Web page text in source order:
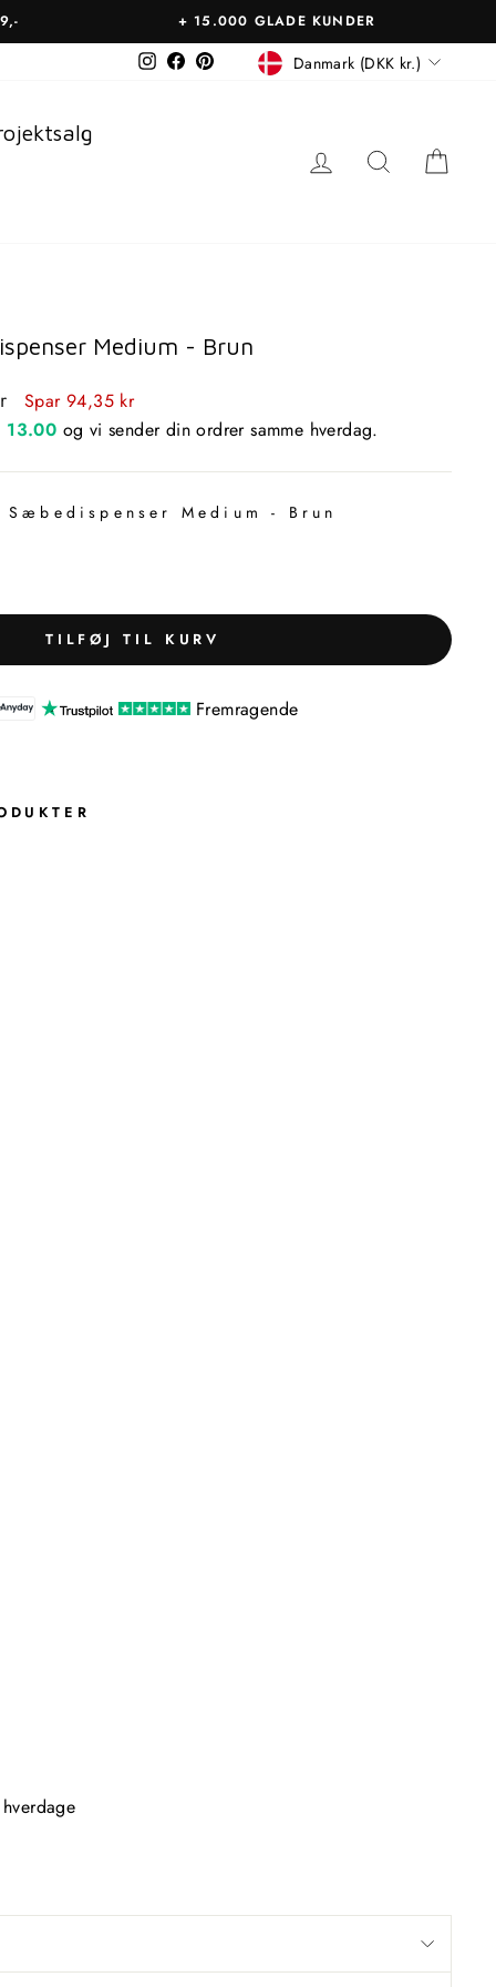
+ 15.000 GLADE KUNDER
Instagram
FacebookPinterestBetalingsmiddel
Danmark (DKK kr.)
LOG IN SØGNING
Medium - Brun
Spar 94,35 kr
13.00 og vi sender din ordrer samme hverdag.
Sæbedispenser Medium - Brun
TILFØJ TIL KURV
Fremragende